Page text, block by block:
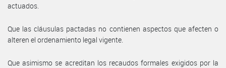
actuados.
Que las cláusulas pactadas no contienen aspectos que afecten o
alteren el ordenamiento legal vigente.
Que asimismo se acreditan los recaudos formales exigidos por la